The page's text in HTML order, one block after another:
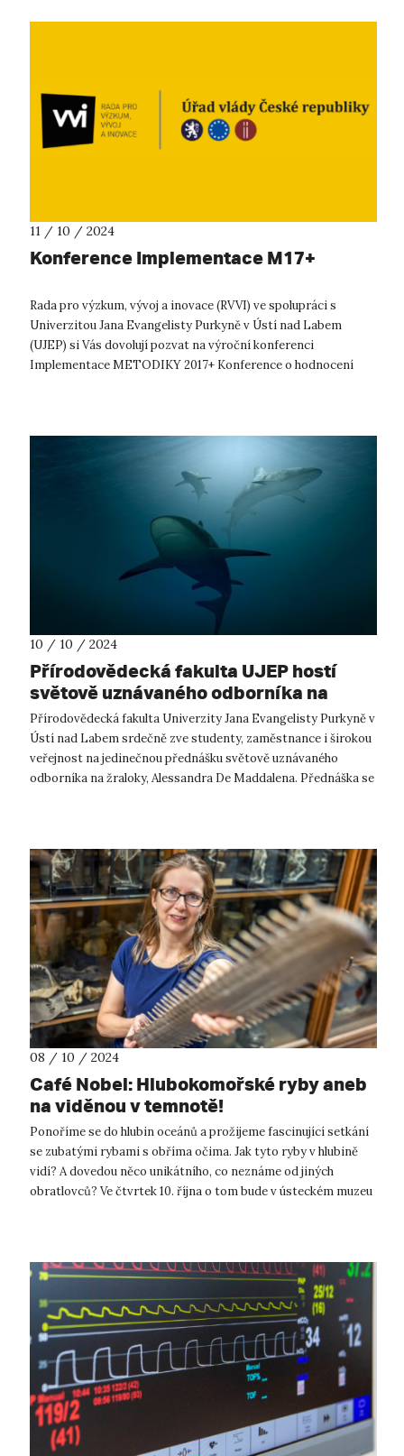
11 / 10 / 2024
Konference Implementace M17+
Rada pro výzkum, vývoj a inovace (RVVI) ve spolupráci s
Univerzitou Jana Evangelisty Purkyně v Ústí nad Labem
(UJEP) si Vás dovolují pozvat na výroční konferenci
Implementace METODIKY 2017+ Konference o hodnocení
10 / 10 / 2024
Přírodovědecká fakulta UJEP hostí
světově uznávaného odborníka na
žraloky Alessandra De Maddalena
Přírodovědecká fakulta Univerzity Jana Evangelisty Purkyně v
Ústí nad Labem srdečně zve studenty, zaměstnance i širokou
veřejnost na jedinečnou přednášku světově uznávaného
odborníka na žraloky, Alessandra De Maddalena. Přednáška se
08 / 10 / 2024
Café Nobel: Hlubokomořské ryby aneb
na viděnou v temnotě!
Ponoříme se do hlubin oceánů a prožijeme fascinující setkání
se zubatými rybami s obříma očima. Jak tyto ryby v hlubině
vidí? A dovedou něco unikátního, co neznáme od jiných
obratlovců? Ve čtvrtek 10. října o tom bude v ústeckém muzeu